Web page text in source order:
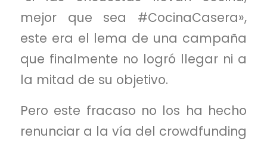
mejor que sea #CocinaCasera»,
este era el lema de una campaña
que finalmente no logró llegar ni a
la mitad de su objetivo.
Pero este fracaso no los ha hecho
renunciar a la vía del crowdfunding